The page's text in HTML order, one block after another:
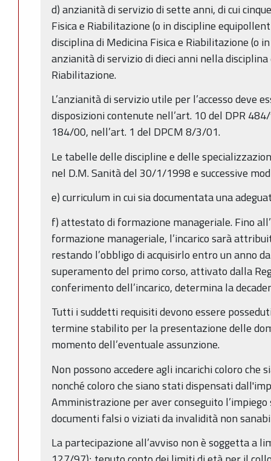
d) anzianità di servizio di sette anni, di cui
Fisica e Riabilitazione (o in discipline
disciplina di Medicina Fisica e Riabilitazione (o
anzianità di servizio di dieci anni nella disciplina
Riabilitazione.
L’anzianità di servizio utile per l’accesso deve
disposizioni contenute nell’art. 10 del DPR
184/00, nell’art. 1 del DPCM 8/3/01.
Le tabelle delle discipline e delle
nel D.M. Sanità del 30/1/1998 e successive
e) curriculum in cui sia documentata una
f) attestato di formazione manageriale. Fino
formazione manageriale, l’incarico sarà
restando l’obbligo di acquisirlo entro un anno
superamento del primo corso, attivato dalla
conferimento dell’incarico, determina la
Tutti i suddetti requisiti devono essere
termine stabilito per la presentazione delle
momento dell’eventuale assunzione.
Non possono accedere agli incarichi coloro
nonché coloro che siano stati dispensati
Amministrazione per aver conseguito
documenti falsi o viziati da invalidità non
La partecipazione all’avviso non è soggetta a